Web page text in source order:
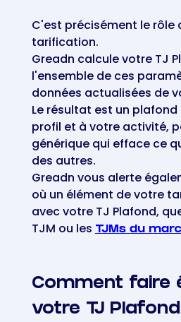
C'est précisément le rôle
tarification.
Greadn calcule votre TJ
l'ensemble de ces
données actualisées de
Le résultat est un
profil et à votre activité,
générique qui efface ce
des autres.
Greadn vous alerte
où un élément de votre
avec votre TJ Plafond,
TJM ou les TJMs du
Comment faire
votre TJ Plafond